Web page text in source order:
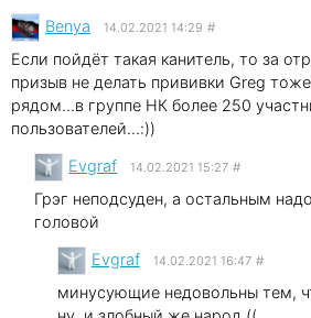
Benya 14.02.2021 14:29 #
Если пойдёт такая канитель, то за
призыв не делать прививки Greg
рядом...в группе НК более 250
пользователей...:))
Evgraf 14.02.2021 15:27 #
Грэг неподсуден, а остальным
головой
Evgraf 14.02.2021 16:47 #
минусующие недовольны тем,